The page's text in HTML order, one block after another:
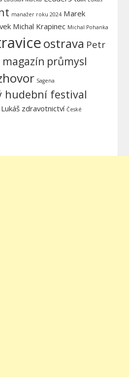
manažer roku 2024 Marek
Michal Krapinec Michal Pohanka
ostrava Petr
průmysl
Sagena
hudební festival
zdravotnictví České